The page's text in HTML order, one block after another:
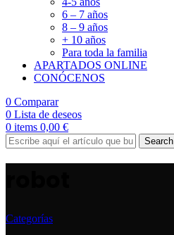
6 – 7 años
8 – 9 años
+ 10 años
Para toda la familia
APARTADOS ONLINE
CONÓCENOS
0 Comparar
0 Lista de deseos
0 items 0,00 €
Search
Categorías